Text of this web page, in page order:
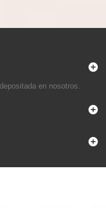
en nosotros.